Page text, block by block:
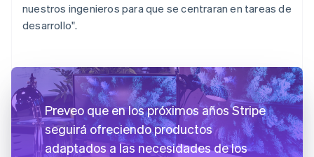
nuestros ingenieros para que se centraran en tareas de
desarrollo".
Preveo que en los próximos años Stripe
seguirá ofreciendo productos
adaptados a las necesidades de los